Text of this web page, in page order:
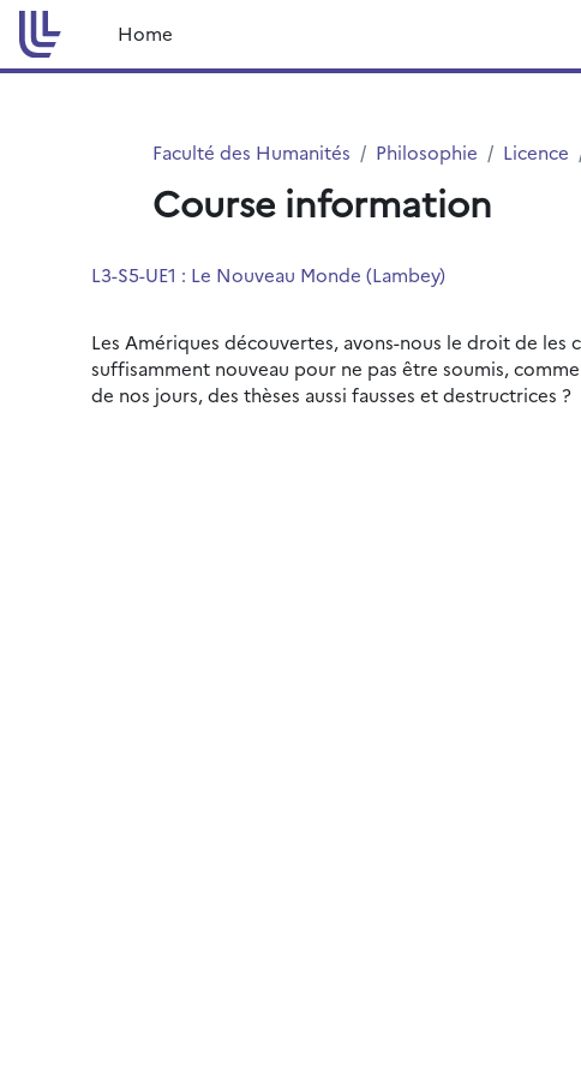
Skip to main content
Home
Faculté des Humanités Philosophie Licence
Course information
L3-S5-UE1 : Le Nouveau Monde (Lambey)
Les Amériques découvertes, avons-nous le droit de
suffisamment nouveau pour ne pas être soumis,
de nos jours, des thèses aussi fausses et destructrices ?